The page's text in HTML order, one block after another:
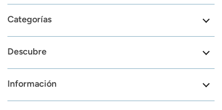
Categorías
Descubre
Información